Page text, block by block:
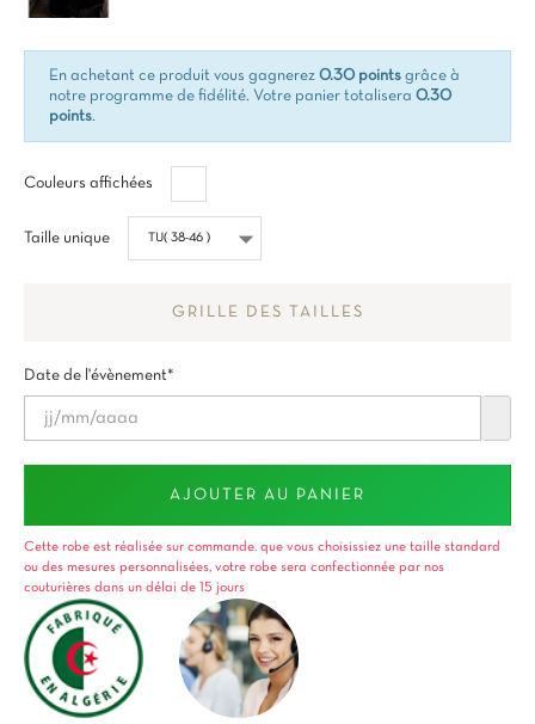
En achetant ce produit vous gagnerez 0.30 points grâce à
notre programme de fidélité. Votre panier totalisera 0.30
points.
Couleurs affichées
Taille unique
GRILLE DES TAILLES
Date de l'évènement*
AJOUTER AU PANIER
Cette robe est réalisée sur commande. que vous choisissiez une taille standard
ou des mesures personnalisées, votre robe sera confectionnée par nos
couturières dans un délai de 15 jours